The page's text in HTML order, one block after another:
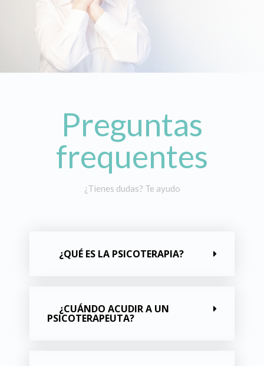
Preguntas
frequentes
¿Tienes dudas? Te ayudo
¿QUÉ ES LA PSICOTERAPIA?
¿CUÁNDO ACUDIR A UN
PSICOTERAPEUTA?